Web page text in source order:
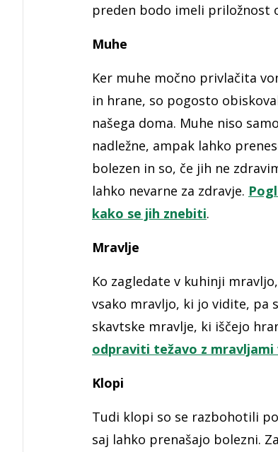
preden bodo imeli priložnost
Muhe
Ker muhe močno privlačita
in hrane, so pogosto
našega doma. Muhe niso samo
nadležne, ampak lahko
bolezen in so, če jih ne
lahko nevarne za zdravje.
kako se jih znebiti.
Mravlje
Ko zagledate v kuhinji
vsako mravljo, ki jo vidite, pa
skavtske mravlje, ki iščejo
odpraviti težavo z mravljami
Klopi
Tudi klopi so se razbohotili
saj lahko prenašajo bolezni.